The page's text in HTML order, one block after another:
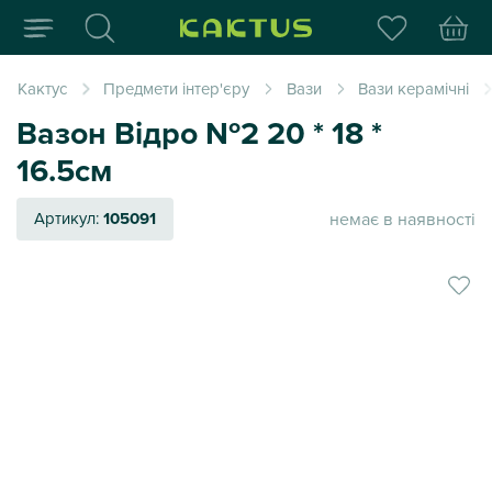
Інтернет-магазин
Кактус Предмети інтер'єру Вази Вази керамічні
Вазон Відро №2 20 * 18 *
16.5см
Артикул:105091 немає в наявності